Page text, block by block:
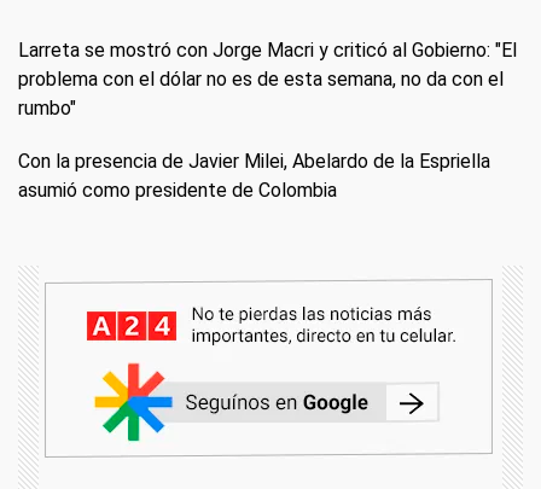
Larreta se mostró con Jorge Macri y criticó al Gobierno: "El
problema con el dólar no es de esta semana, no da con el
rumbo"
Con la presencia de Javier Milei, Abelardo de la Espriella
asumió como presidente de Colombia